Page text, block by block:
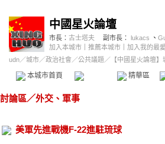
中國星火論壇
市長： 古士塔夫 副市長： lukacs 、
加入本城市
推薦本城市 加入我的最愛
udn／城市／政治社會 ／公共議題 ／ 【中國星火論壇】
本城市首頁 精華區
討論區／外交、軍事
美軍先進戰機F-22進駐琉球